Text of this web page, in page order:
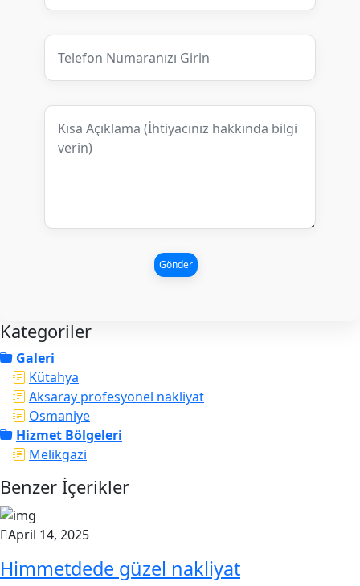
Gönder
Kategoriler
Galeri
Kütahya
Aksaray profesyonel nakliyat
Osmaniye
Hizmet Bölgeleri
Melikgazi
Benzer İçerikler
April 14, 2025
Himmetdede güzel nakliyat